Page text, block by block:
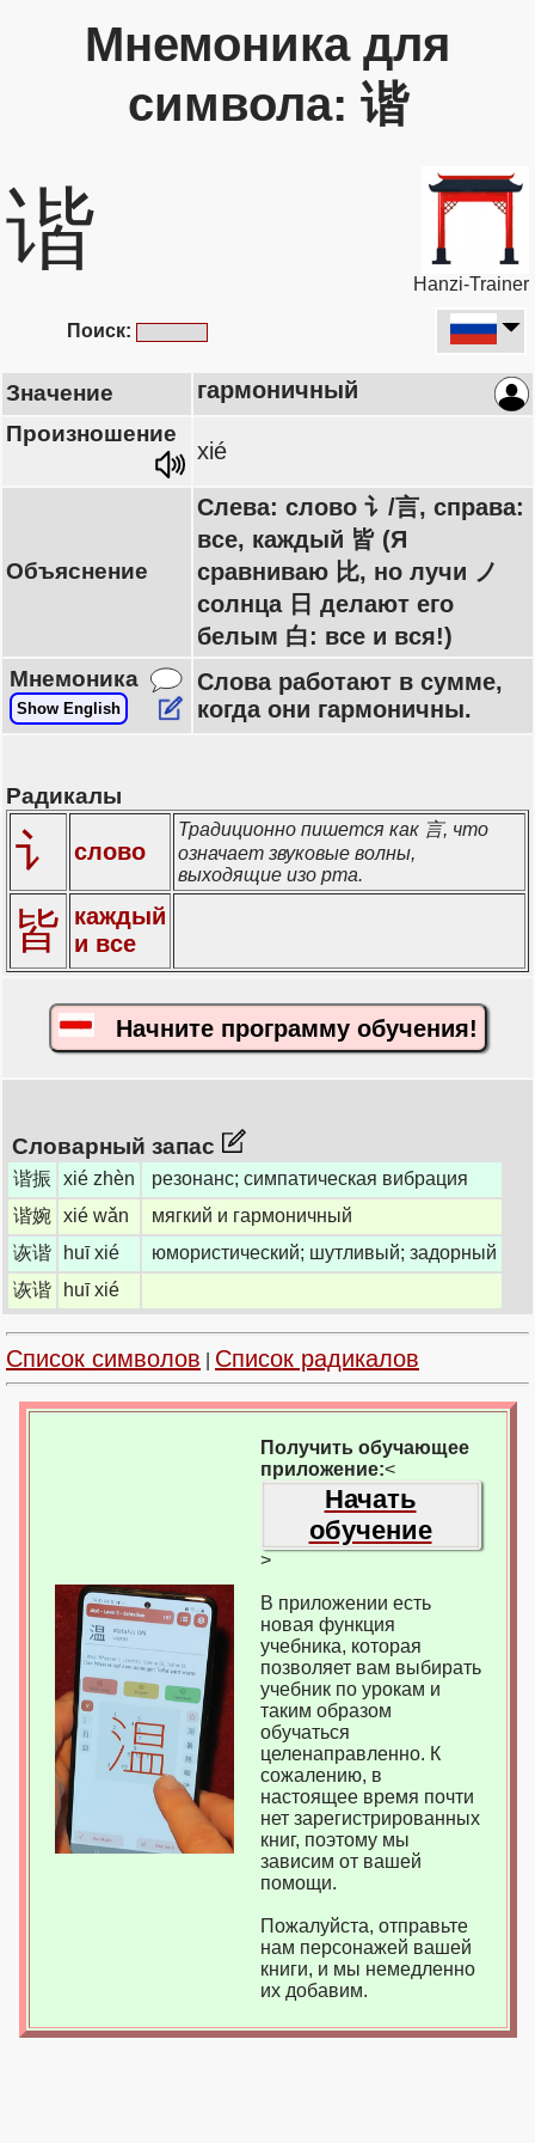
Мнемоника для
символа: 谐
谐
Hanzi-Trainer
Поиск:
Значение гармоничный
Произношение
xié
Объяснение
Слева: слово 讠/言, справа:
все, каждый 皆 (Я
сравниваю 比, но лучи ノ
солнца 日 делают его
белым 白: все и вся!)
Мнемоника
Show English
Слова работают в сумме,
когда они гармоничны.
Радикалы
讠 слово
Традиционно пишется как 言, что
означает звуковые волны,
выходящие изо рта.
皆
каждый
и все
Начните программу обучения!
Словарный запас
谐振 xié zhèn
резонанс; симпатическая вибрация
谐婉 xié wǎn
мягкий и гармоничный
诙谐
huī xié
юмористический; шутливый; задорный
诙谐
huī xié
Список символов Список радикалов
Получить обучающее
приложение:<
Начать
обучение
>
В приложении есть
новая функция
учебника, которая
позволяет вам выбирать
учебник по урокам и
таким образом
обучаться
целенаправленно. К
сожалению, в
настоящее время почти
нет зарегистрированных
книг, поэтому мы
зависим от вашей
помощи.
Пожалуйста, отправьте
нам персонажей вашей
книги, и мы немедленно
их добавим.